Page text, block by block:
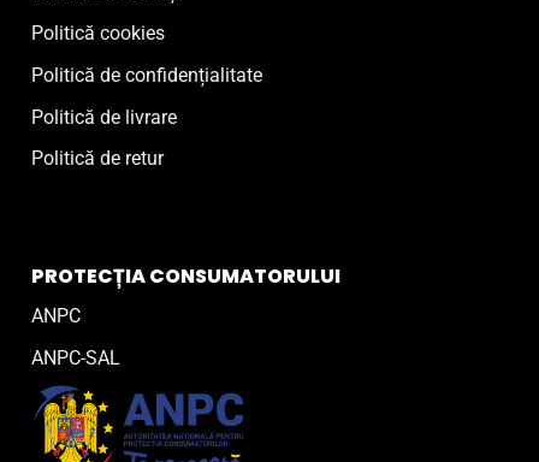
Politică cookies
Politică de confidențialitate
Politică de livrare
Politică de retur
PROTECȚIA CONSUMATORULUI
ANPC
ANPC-SAL